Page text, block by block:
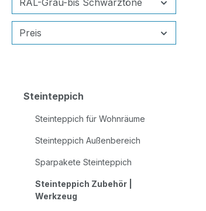
RAL-Grau-bis Schwarztöne
Preis
Steinteppich
Steinteppich für Wohnräume
Steinteppich Außenbereich
Sparpakete Steinteppich
Steinteppich Zubehör |
Werkzeug